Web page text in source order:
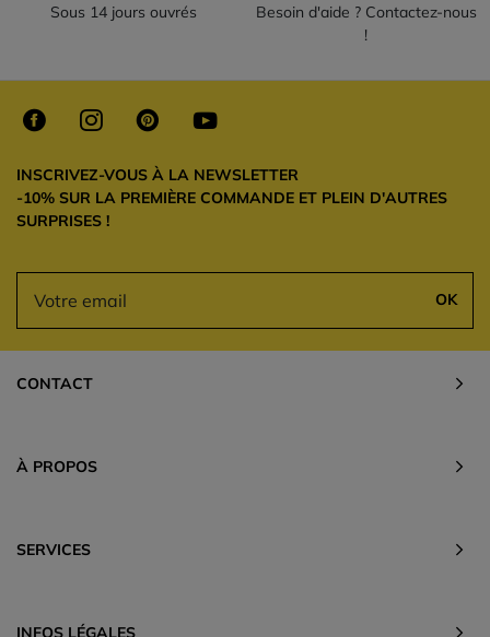
Sous 14 jours ouvrés
Besoin d'aide ? Contactez-nous
!
INSCRIVEZ-VOUS À LA NEWSLETTER
-10% SUR LA PREMIÈRE COMMANDE ET PLEIN D'AUTRES
SURPRISES !
OK
CONTACT
À PROPOS
SERVICES
INFOS LÉGALES